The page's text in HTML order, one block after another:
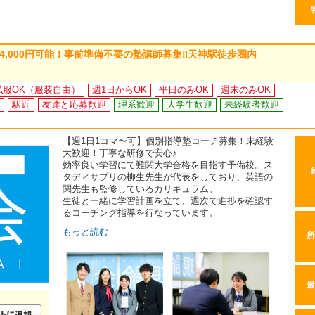
円可能！事前準備不要の塾講師募集‼天神駅徒歩圏内
服OK（服装自由） 週1日からOK 平日のみOK
週末のみOK
駅近
友達と応募歓迎 理系歓迎 大学生歓迎 未経験者歓迎
【週1日1コマ〜可】個別指導塾コーチ募集！未経験
大歓迎！丁寧な研修で安心♪
効率良い学習にて難関大学合格を目指す予備校。ス
タディサプリの柳生先生が代表をしており、英語の
関先生も監修しているカリキュラム。
生徒と一緒に学習計画を立て、週次で進捗を確認す
るコーチング指導を行なっています。
もっと読む